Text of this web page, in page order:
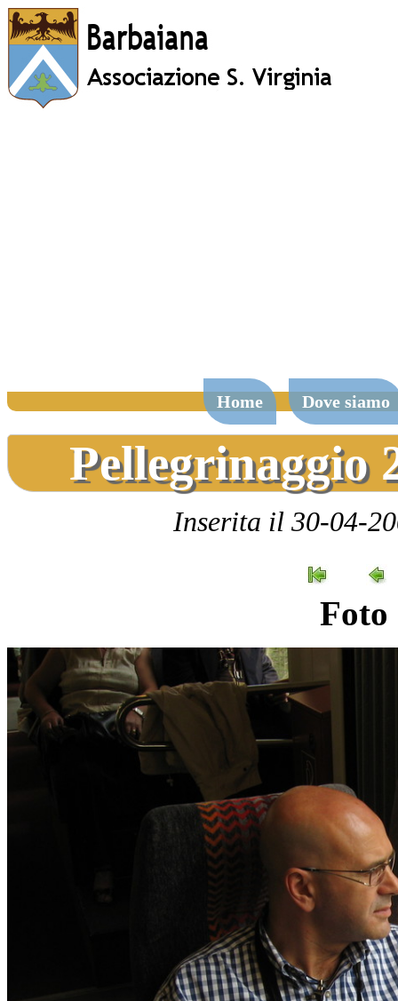
Home Dove siamo
Pellegrinaggio
Inserita il 30-04-
Foto